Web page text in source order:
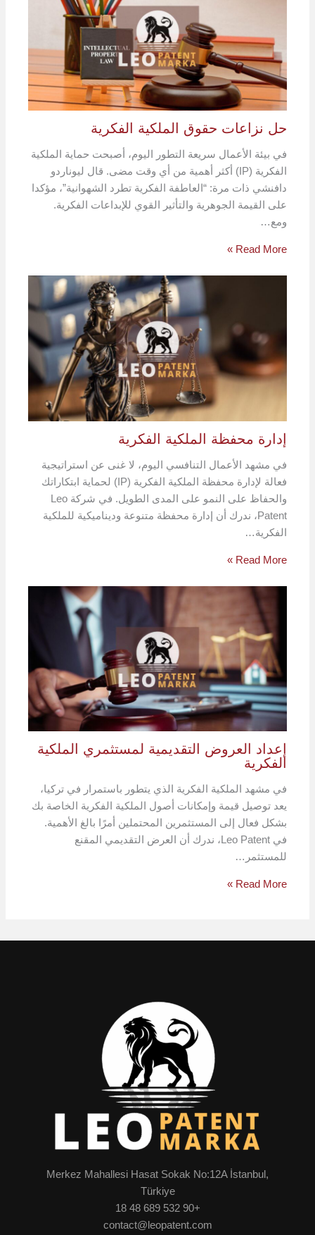
حل نزاعات حقوق الملكية الفكرية
في بيئة الأعمال سريعة التطور اليوم، أصبحت حماية الملكية
الفكرية (IP) أكثر أهمية من أي وقت مضى. قال ليوناردو
دافنشي ذات مرة: “العاطفة الفكرية تطرد الشهوانية”، مؤكدا
على القيمة الجوهرية والتأثير القوي للإبداعات الفكرية.
ومع…
Read More »
إدارة محفظة الملكية الفكرية
في مشهد الأعمال التنافسي اليوم، لا غنى عن استراتيجية
فعالة لإدارة محفظة الملكية الفكرية (IP) لحماية ابتكاراتك
والحفاظ على النمو على المدى الطويل. في شركة Leo
Patent، ندرك أن إدارة محفظة متنوعة وديناميكية للملكية
الفكرية…
Read More »
إعداد العروض التقديمية لمستثمري الملكية
الفكرية
في مشهد الملكية الفكرية الذي يتطور باستمرار في تركيا،
يعد توصيل قيمة وإمكانات أصول الملكية الفكرية الخاصة بك
بشكل فعال إلى المستثمرين المحتملين أمرًا بالغ الأهمية.
في Leo Patent، ندرك أن العرض التقديمي المقنع
للمستثمر…
Read More »
Merkez Mahallesi Hasat Sokak No:12A İstanbul,
Türkiye
+90 532 689 48 18
contact@leopatent.com